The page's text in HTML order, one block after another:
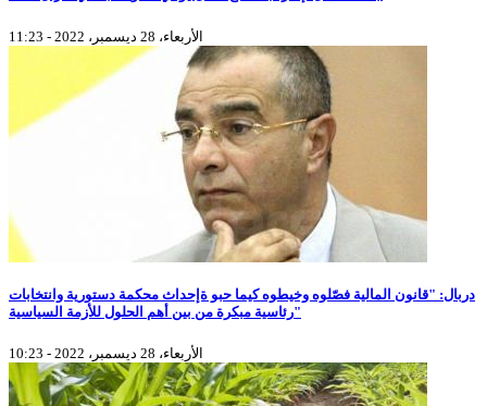
الأربعاء، 28 ديسمبر، 2022 - 11:23
دربال: "قانون المالية فصّلوه وخيطوه كيما حبو ةإحداث محكمة دستورية وانتخابات
رئاسية مبكرة من بين أهم الحلول للأزمة السياسية"
الأربعاء، 28 ديسمبر، 2022 - 10:23